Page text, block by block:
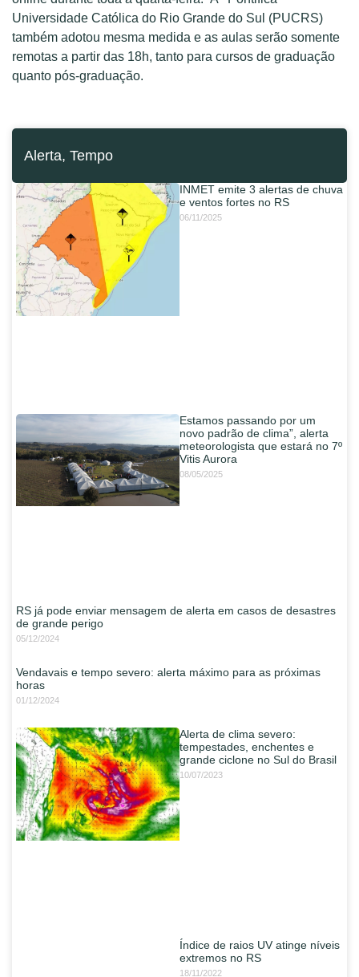
Universidade Católica do Rio Grande do Sul (PUCRS)
também adotou mesma medida e as aulas serão somente
remotas a partir das 18h, tanto para cursos de graduação
quanto pós-graduação.
Alerta, Tempo
INMET emite 3 alertas de chuva
e ventos fortes no RS
06/11/2025
Estamos passando por um
novo padrão de clima”, alerta
meteorologista que estará no 7º
Vitis Aurora
08/05/2025
RS já pode enviar mensagem de alerta em casos de desastres
de grande perigo
05/12/2024
Vendavais e tempo severo: alerta máximo para as próximas
horas
01/12/2024
Alerta de clima severo:
tempestades, enchentes e
grande ciclone no Sul do Brasil
10/07/2023
Índice de raios UV atinge níveis
extremos no RS
18/11/2022